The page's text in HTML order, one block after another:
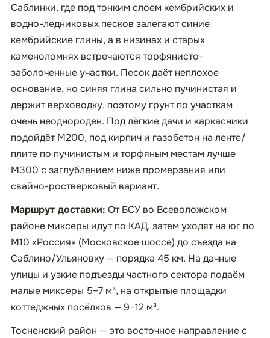
Саблинки, где под тонким слоем кембрийских и
водно-ледниковых песков залегают синие
кембрийские глины, а в низинах и старых
каменоломнях встречаются торфянисто-
заболоченные участки. Песок даёт неплохое
основание, но синяя глина сильно пучинистая и
держит верховодку, поэтому грунт по участкам
очень неоднороден. Под лёгкие дачи и каркасники
подойдёт М200, под кирпич и газобетон на ленте/
плите по пучинистым и торфяным местам лучше
М300 с заглублением ниже промерзания или
свайно-ростверковый вариант.
Маршрут доставки: От БСУ во Всеволожском
районе миксеры идут по КАД, затем уходят на юг по
М10 «Россия» (Московское шоссе) до съезда на
Саблино/Ульяновку — порядка 45 км. На дачные
улицы и узкие подъезды частного сектора подаём
малые миксеры 5–7 м³, на открытые площадки
коттеджных посёлков — 9–12 м³.
Тосненский район — это восточное направление с